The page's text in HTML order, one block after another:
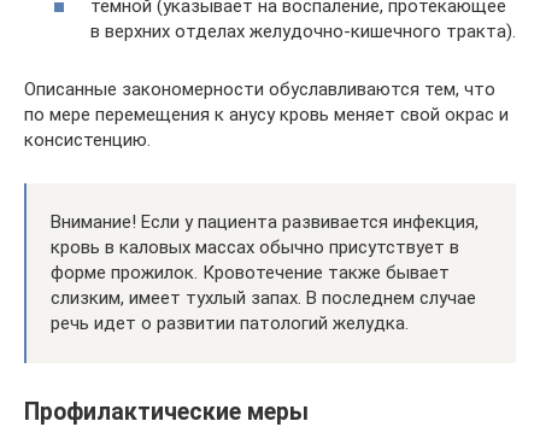
темной (указывает на воспаление, протекающее
в верхних отделах желудочно-кишечного тракта).
Описанные закономерности обуславливаются тем, что
по мере перемещения к анусу кровь меняет свой окрас и
консистенцию.
Внимание! Если у пациента развивается инфекция,
кровь в каловых массах обычно присутствует в
форме прожилок. Кровотечение также бывает
слизким, имеет тухлый запах. В последнем случае
речь идет о развитии патологий желудка.
Профилактические меры